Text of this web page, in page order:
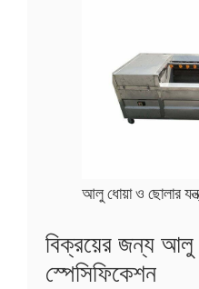
আলু ধোয়া ও ছোলার
বিক্রয়ের জন্য আলু
স্পেসিফিকেশন